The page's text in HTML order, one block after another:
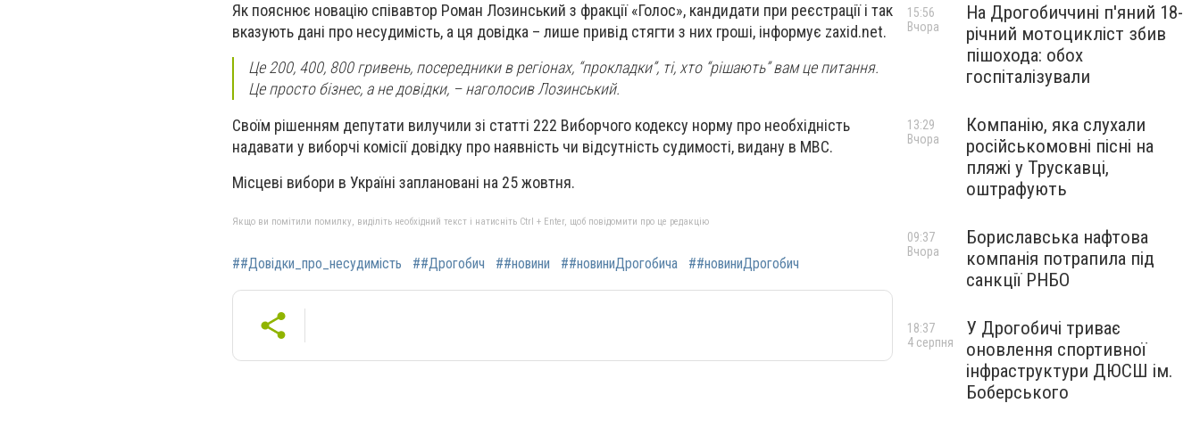
Як пояснює новацію співавтор Роман Лозинський з фракції «Голос», кандидати при реєстрації і так
вказують дані про несудимість, а ця довідка – лише привід стягти з них гроші, інформує zaxid.net.
Це 200, 400, 800 гривень, посередники в регіонах, “прокладки”, ті, хто “рішають” вам це питання.
Це просто бізнес, а не довідки, – наголосив Лозинський.
Своїм рішенням депутати вилучили зі статті 222 Виборчого кодексу норму про необхідність
надавати у виборчі комісії довідку про наявність чи відсутність судимості, видану в МВС.
Місцеві вибори в Україні заплановані на 25 жовтня.
Якщо ви помітили помилку, виділіть необхідний текст і натисніть Ctrl + Enter, щоб повідомити про це редакцію
##Довідки_про_несудимість ##Дрогобич ##новини ##новиниДрогобича ##новиниДрогобич
На Дрогобиччині п'яний 18-
річний мотоцикліст збив
пішохода: обох
госпіталізували
15:56
Вчора
Компанію, яка слухали
російськомовні пісні на
пляжі у Трускавці,
оштрафують
13:29
Вчора
Бориславська нафтова
компанія потрапила під
санкції РНБО
09:37
Вчора
У Дрогобичі триває
оновлення спортивної
інфраструктури ДЮСШ ім.
Боберського
18:37
4 серпня